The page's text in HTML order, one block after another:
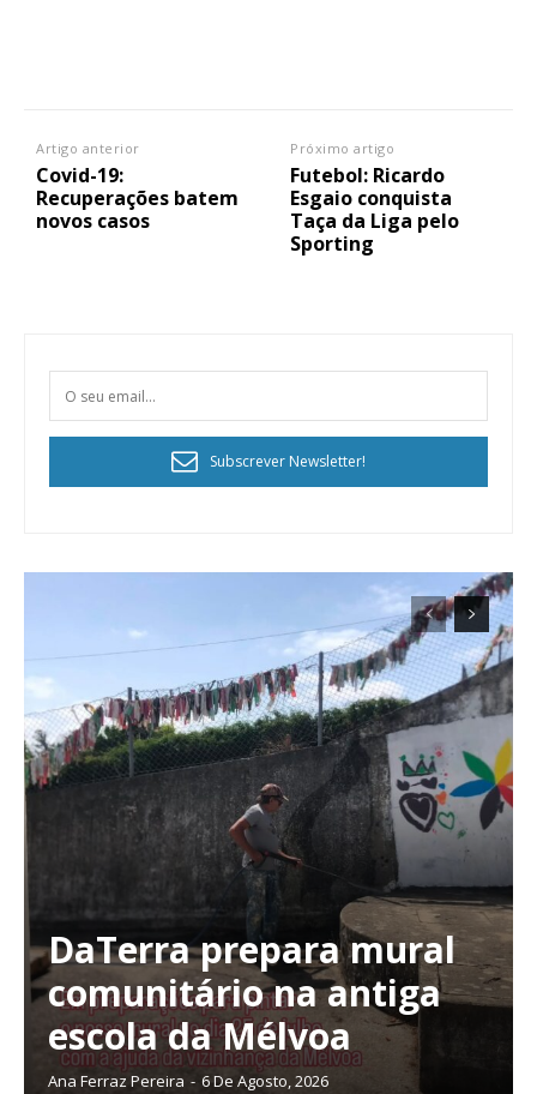
Artigo anterior
Covid-19:
Recuperações batem
novos casos
Próximo artigo
Futebol: Ricardo
Esgaio conquista
Taça da Liga pelo
Sporting
Subscrever Newsletter!
DaTerra prepara mural
comunitário na antiga
escola da Mélvoa
Ana Ferraz Pereira - 6 De Agosto, 2026